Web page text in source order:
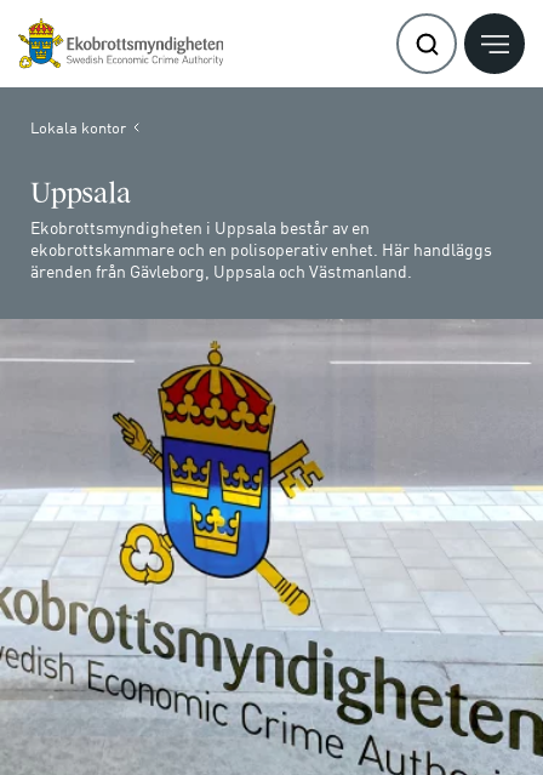
Lokala kontor
Uppsala
Ekobrottsmyndigheten i Uppsala består av en
ekobrottskammare och en polisoperativ enhet. Här handläggs
ärenden från Gävleborg, Uppsala och Västmanland.